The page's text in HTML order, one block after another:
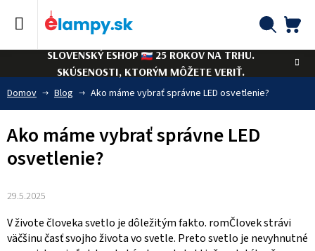
SLOVENSKÝ ESHOP
25 ROKOV NA TRHU.
SKÚSENOSTI, KTORÝM MÔŽETE VERIŤ.
Domov Blog Ako máme vybrať správne LED osvetlenie?
Ako máme vybrať správne LED
osvetlenie?
29.5.2025
V živote človeka svetlo je dôležitým fakto. romČlovek strávi
väčšinu časť svojho života vo svetle. Preto svetlo je nevyhnutné